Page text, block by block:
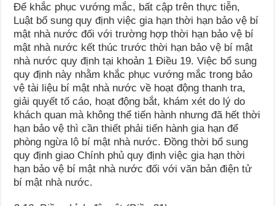
Để khắc phục vướng mắc, bất cập trên thực tiễn,
Luật bổ sung quy định việc gia hạn thời hạn bảo vệ bí
mật nhà nước đối với trường hợp thời hạn bảo vệ bí
mật nhà nước kết thúc trước thời hạn bảo vệ bí mật
nhà nước quy định tại khoản 1 Điều 19. Việc bổ sung
quy định này nhằm khắc phục vướng mắc trong bảo
vệ tài liệu bí mật nhà nước về hoạt động thanh tra,
giải quyết tố cáo, hoạt động bắt, khám xét do lý do
khách quan mà không thể tiến hành nhưng đã hết thời
hạn bảo vệ thì cần thiết phải tiến hành gia hạn để
phòng ngừa lộ bí mật nhà nước. Đồng thời bổ sung
quy định giao Chính phủ quy định việc gia hạn thời
hạn bảo vệ bí mật nhà nước đối với văn bản điện tử
bí mật nhà nước.